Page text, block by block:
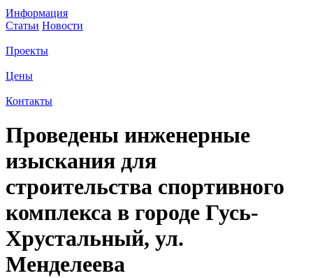
Информация
Статьи Новости
Проекты
Цены
Контакты
Проведены инженерные
изыскания для
строительства спортивного
комплекса в городе Гусь-
Хрустальный, ул.
Менделеева